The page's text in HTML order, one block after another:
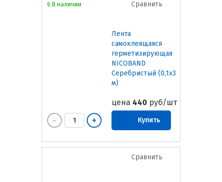
Сравнить
Лента
самоклеящаяся
герметизирующая
NICOBAND
Серебристый (0,1х3
м)
цена 440 руб/шт
Купить
6 В наличии
Сравнить